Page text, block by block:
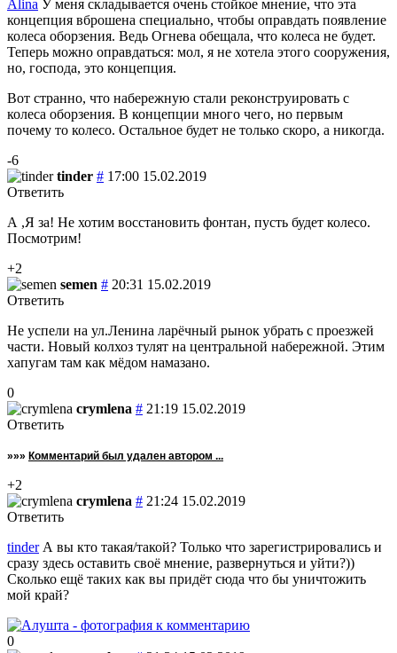
Alina У меня складывается очень стойкое мнение, что эта
концепция вброшена специально, чтобы оправдать появление
колеса оборзения. Ведь Огнева обещала, что колеса не будет.
Теперь можно оправдаться: мол, я не хотела этого сооружения,
но, господа, это концепция.
Вот странно, что набережную стали реконструировать с
колеса оборзения. В концепции много чего, но первым
почему то колесо. Остальное будет не только скоро, а никогда.
-6
tinder # 17:00 15.02.2019
Ответить
А ,Я за! Не хотим восстановить фонтан, пусть будет колесо.
Посмотрим!
+2
semen # 20:31 15.02.2019
Ответить
Не успели на ул.Ленина ларёчный рынок убрать с проезжей
части. Новый колхоз тулят на центральной набережной. Этим
хапугам там как мёдом намазано.
0
crymlena # 21:19 15.02.2019
Ответить
»»» Комментарий был удален автором ...
+2
crymlena # 21:24 15.02.2019
Ответить
tinderА вы кто такая/такой? Только что зарегистрировались и
сразу здесь оставить своё мнение, развернуться и уйти?))
Сколько ещё таких как вы придёт сюда что бы уничтожить
мой край?
0